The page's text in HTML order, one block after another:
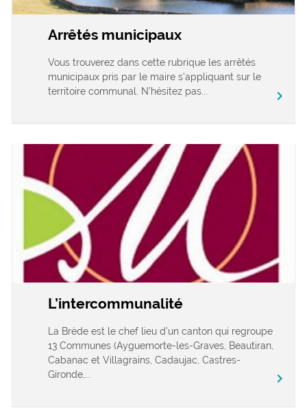
Arrêtés municipaux
Vous trouverez dans cette rubrique les arrêtés
municipaux pris par le maire s’appliquant sur le
territoire communal. N’hésitez pas...
chevron_right
L’intercommunalité
La Brède est le chef lieu d’un canton qui regroupe
13 Communes (Ayguemorte-les-Graves, Beautiran,
Cabanac et Villagrains, Cadaujac, Castres-
Gironde,...
chevron_right